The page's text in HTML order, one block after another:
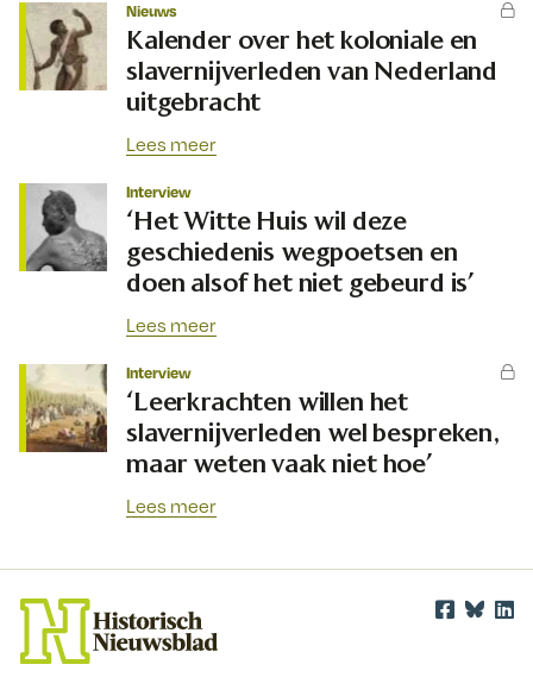
Nieuws
Kalender over het koloniale en
slavernijverleden van Nederland
uitgebracht
Lees meer
Interview
‘Het Witte Huis wil deze
geschiedenis wegpoetsen en
doen alsof het niet gebeurd is’
Lees meer
Interview
‘Leerkrachten willen het
slavernijverleden wel bespreken,
maar weten vaak niet hoe’
Lees meer